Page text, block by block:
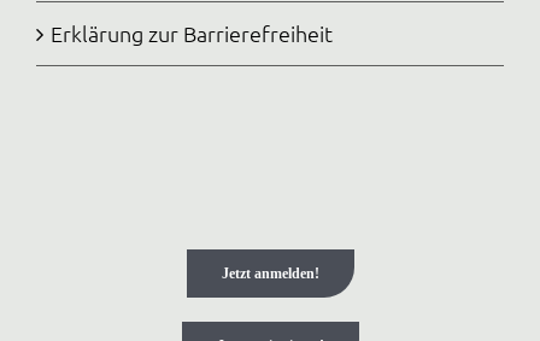
Erklärung zur Barrierefreiheit
Jetzt anmelden!